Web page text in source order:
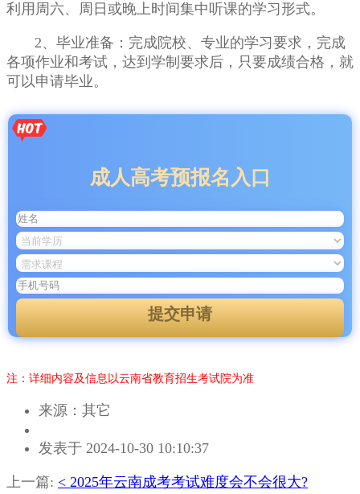
利用周六、周日或晚上时间集中听课的学习形式。
2、毕业准备：完成院校、专业的学习要求，完成
各项作业和考试，达到学制要求后，只要成绩合格，就
可以申请毕业。
成人高考预报名入口
提交申请
注：详细内容及信息以云南省教育招生考试院为准
来源：其它
者：
老
发表于 2024-10-30 10:10:37
上一篇: < 2025年云南成考考试难度会不会很大?